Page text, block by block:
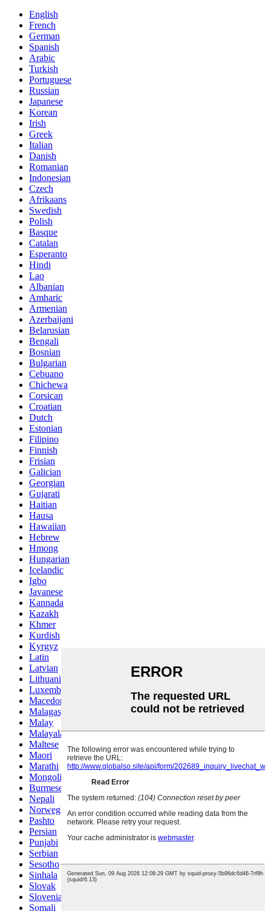
English
French
German
Spanish
Arabic
Turkish
Portuguese
Russian
Japanese
Korean
Irish
Greek
Italian
Danish
Romanian
Indonesian
Czech
Afrikaans
Swedish
Polish
Basque
Catalan
Esperanto
Hindi
Lao
Albanian
Amharic
Armenian
Azerbaijani
Belarusian
Bengali
Bosnian
Bulgarian
Cebuano
Chichewa
Corsican
Croatian
Dutch
Estonian
Filipino
Finnish
Frisian
Galician
Georgian
Gujarati
Haitian
Hausa
Hawaiian
Hebrew
Hmong
Hungarian
Icelandic
Igbo
Javanese
Kannada
Kazakh
Khmer
Kurdish
Kyrgyz
Latin
Latvian
Lithuanian
Luxembou..
Macedonian
Malagasy
Malay
Malayalam
Maltese
Maori
Marathi
Mongolian
Burmese
Nepali
Norwegian
Pashto
Persian
Punjabi
Serbian
Sesotho
Sinhala
Slovak
Slovenian
Somali